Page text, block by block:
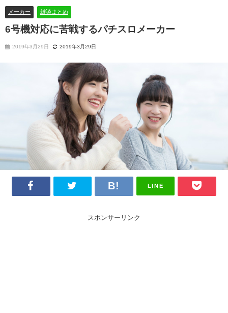
メーカー 雑談まとめ
6号機対応に苦戦するパチスロメーカー
2019年3月29日 2019年3月29日
LINE
スポンサーリンク